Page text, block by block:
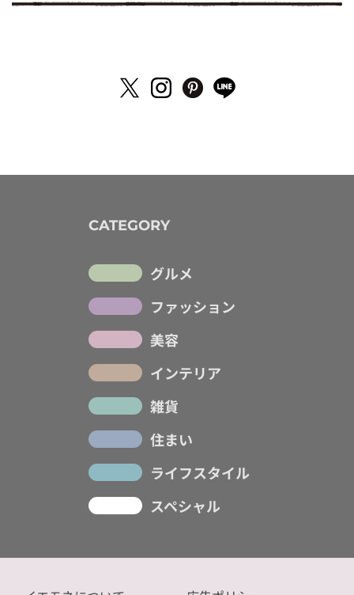
CATEGORY
グルメ
ファッション
美容
インテリア
雑貨
住まい
ライフスタイル
スペシャル